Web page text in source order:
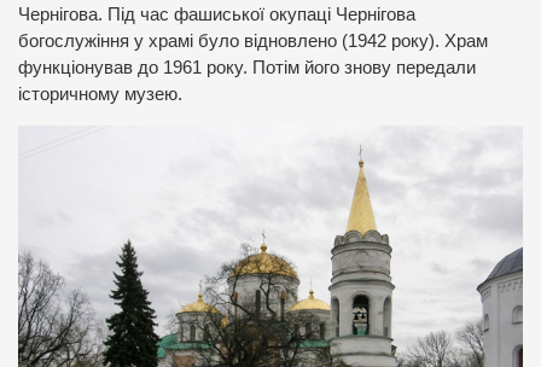
Чернігова. Під час фашиської окупаці Чернігова
богослужіння у храмі було відновлено (1942 року). Храм
функціонував до 1961 року. Потім його знову передали
історичному музею.